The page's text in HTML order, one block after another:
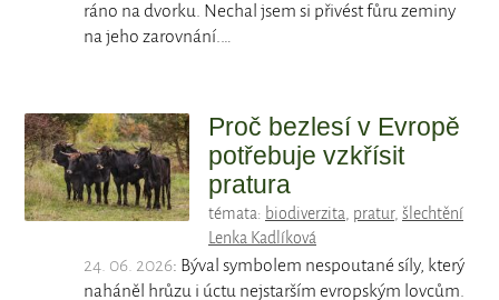
ráno na dvorku. Nechal jsem si přivést fůru zeminy
na jeho zarovnání.…
Proč bezlesí v Evropě
potřebuje vzkřísit
pratura
témata: biodiverzita, pratur, šlechtění
Lenka Kadlíková
24. 06. 2026: Býval symbolem nespoutané síly, který
naháněl hrůzu i úctu nejstarším evropským lovcům.